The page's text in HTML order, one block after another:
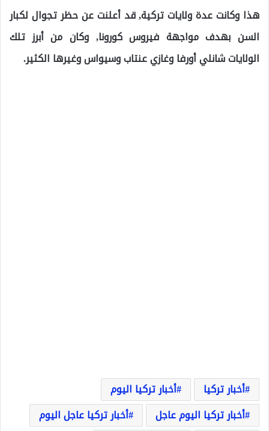
هذا وكانت عدة ولايات تركية, قد أعلنت عن حظر تجوال لكبار
السن بهدف مواجهة فيروس كورونا, وكان من أبرز تلك
الولايات شانلي أورفا وغازي عنتاب وسيواس وغيرها الكثير.
أخبار تركيا
أخبار تركيا اليوم
أخبار تركيا اليوم عاجل
أخبار تركيا عاجل اليوم